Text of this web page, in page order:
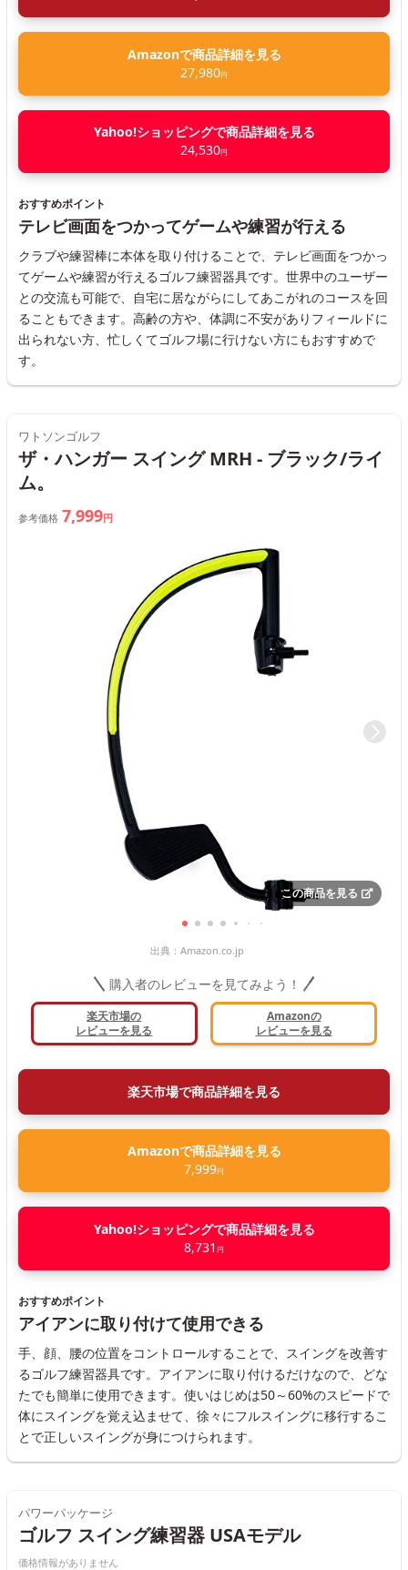
Amazonで商品詳細を見る
27,980円
Yahoo!ショッピングで商品詳細を見る
24,530円
おすすめポイント
テレビ画面をつかってゲームや練習が行える
クラブや練習棒に本体を取り付けることで、テレビ画面をつかっ
てゲームや練習が行えるゴルフ練習器具です。世界中のユーザー
との交流も可能で、自宅に居ながらにしてあこがれのコースを回
ることもできます。高齢の方や、体調に不安がありフィールドに
出られない方、忙しくてゴルフ場に行けない方にもおすすめで
す。
ワトソンゴルフ
ザ・ハンガー スイング MRH - ブラック/ライ
ム。
参考価格 7,999円
この商品を見る
出典： Amazon.co.jp
購入者のレビューを見てみよう！
楽天市場の
レビューを見る
Amazonの
レビューを見る
楽天市場で商品詳細を見る
Amazonで商品詳細を見る
7,999円
Yahoo!ショッピングで商品詳細を見る
8,731 円
おすすめポイント
アイアンに取り付けて使用できる
手、顔、腰の位置をコントロールすることで、スイングを改善す
るゴルフ練習器具です。アイアンに取り付けるだけなので、どな
たでも簡単に使用できます。使いはじめは50～60%のスピードで
体にスイングを覚え込ませて、徐々にフルスイングに移行するこ
とで正しいスイングが身につけられます。
パワーパッケージ
ゴルフ スイング練習器 USAモデル
価格情報がありません